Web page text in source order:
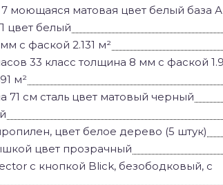
моющаяся матовая цвет белый база
цвет белый
с фаской 2.131 м²
33 класс толщина 8 мм с фаской
м²
71 см сталь цвет матовый черный
цвет белое дерево (5 штук)
цвет прозрачный
с кнопкой Blick, безободковый, с